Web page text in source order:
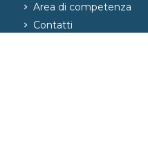
Area di competenza
Contatti